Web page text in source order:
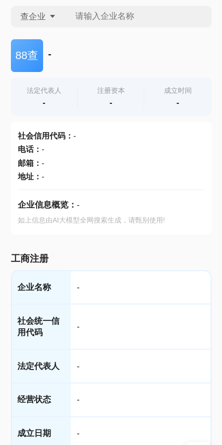
查企业
查企业
查产地
88查 -
法定代表人
-
注册资本
-
成立时间
-
社会信用代码： -
电话： -
邮箱： -
地址： -
企业信息概览： -
如上信息由AI大模型全网搜索生成，请甄别使用!
工商注册
企业名称 -
社会统一信
用代码
-
法定代表人 -
经营状态 -
成立日期 -